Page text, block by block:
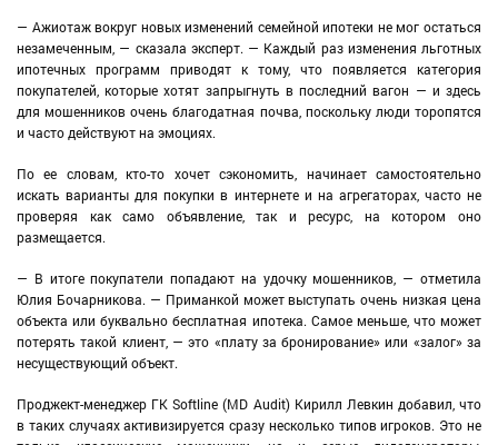
— Ажиотаж вокруг новых изменений семейной ипотеки не мог остаться
незамеченным, — сказала эксперт. — Каждый раз изменения льготных
ипотечных программ приводят к тому, что появляется категория
покупателей, которые хотят запрыгнуть в последний вагон — и здесь
для мошенников очень благодатная почва, поскольку люди торопятся
и часто действуют на эмоциях.
По ее словам, кто-то хочет сэкономить, начинает самостоятельно
искать варианты для покупки в интернете и на агрегаторах, часто не
проверяя как само объявление, так и ресурс, на котором оно
размещается.
— В итоге покупатели попадают на удочку мошенников, — отметила
Юлия Бочарникова. — Приманкой может выступать очень низкая цена
объекта или буквально бесплатная ипотека. Самое меньше, что может
потерять такой клиент, — это «плату за бронирование» или «залог» за
несуществующий объект.
Проджект-менеджер ГК Softline (MD Audit) Кирилл Левкин добавил, что
в таких случаях активизируется сразу несколько типов игроков. Это не